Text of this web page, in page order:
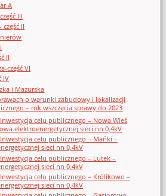
A
III
część II
II
część VI
IV
i Mazurska
o warunki zabudowy i lokalizacji
– rok wszczęcia sprawy do 2023
Inwestycja celu publicznego – Nowa Wieś
elektroenergetycznej sieci nn 0,4kV
Inwestycja celu publicznego – Mańki –
sieci nn 0,4kV
Inwestycja celu publicznego – Lutek –
sieci nn 0,4kV
Inwestycja celu publicznego – Królikowo –
sieci nn 0,4kV